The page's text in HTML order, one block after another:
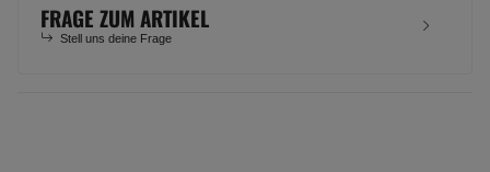
FRAGE ZUM ARTIKEL
Stell uns deine Frage